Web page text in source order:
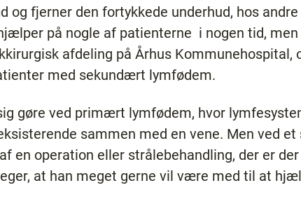
og fjerner den fortykkede underhud, hos
på nogle af patienterne ­ i nogen tid,
afdeling på Århus Kommunehospital,
med sekundært lymfødem.
gøre ved primært lymfødem, hvor
sammen med en vene. Men ved
en operation eller strålebehandling, der er
at han meget gerne vil være med til at